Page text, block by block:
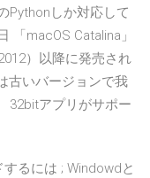
Pythonしか対応して
「macOS Catalina」
）以降に発売され
古いバージョンで我
32bitアプリがサポー
るには ; Windowdと